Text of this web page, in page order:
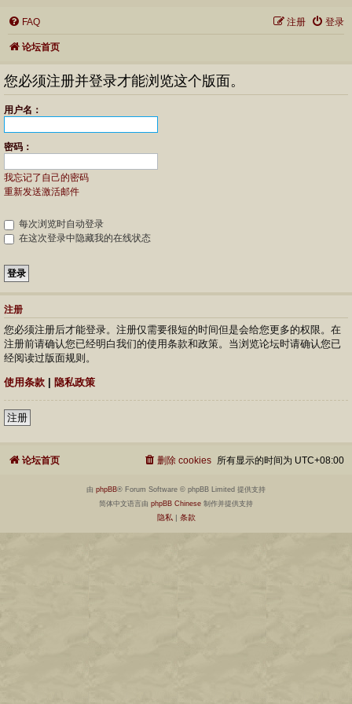
FAQ 登录
注册
论坛首页
您必须注册并登录才能浏览这个版面。
用户名：
密码：
我忘记了自己的密码
重新发送激活邮件
每次浏览时自动登录
在这次登录中隐藏我的在线状态
注册
您必须注册后才能登录。注册仅需要很短的时间但是会给您更多的权限。在
注册前请确认您已经明白我们的使用条款和政策。当浏览论坛时请确认您已
经阅读过版面规则。
使用条款 隐私政策
注册
论坛首页 所有显示的时间为 UTC+08:00
删除 cookies
由 phpBB® Forum Software © phpBB Limited 提供支持
简体中文语言由 phpBB Chinese 制作并提供支持
隐私| 条款